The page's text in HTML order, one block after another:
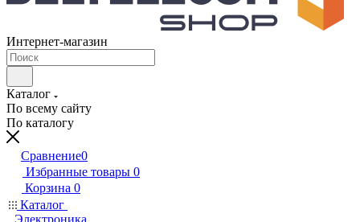
Интернет-магазин
Каталог
По всему сайту
По каталогу
Сравнение0
Избранные товары 0
Корзина 0
Каталог
Электроника